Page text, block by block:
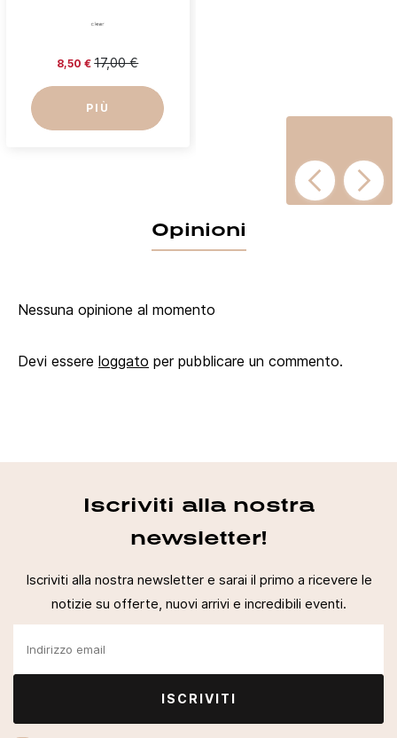
8,50 € 17,00 €
PIÙ
Opinioni
Nessuna opinione al momento
Devi essere loggato per pubblicare un commento.
Iscriviti alla nostra
newsletter!
Iscriviti alla nostra newsletter e sarai il primo a ricevere le
notizie su offerte, nuovi arrivi e incredibili eventi.
ISCRIVITI